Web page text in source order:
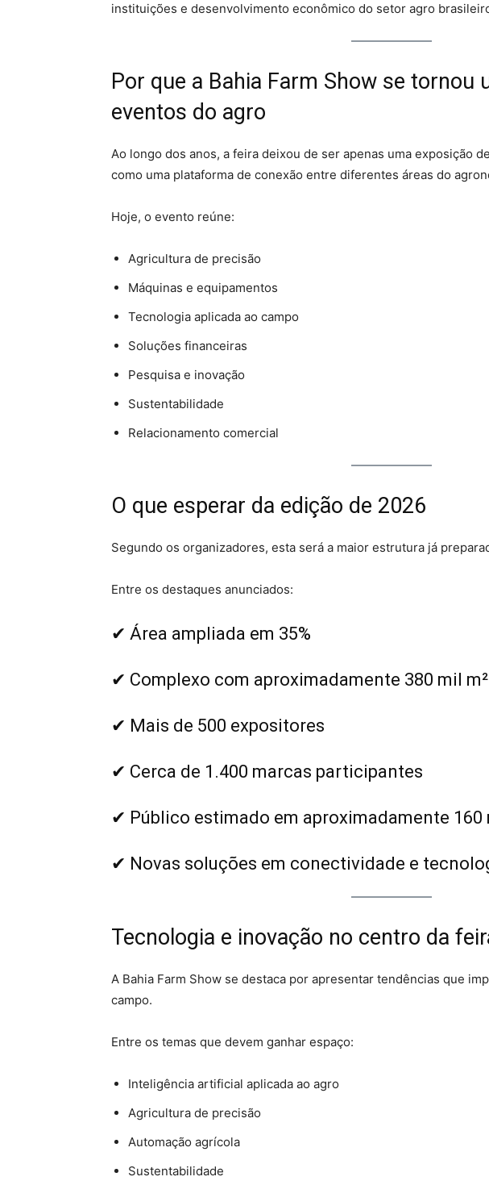
instituições e desenvolvimento econômico do setor agro
Por que a Bahia Farm Show se tornou
eventos do agro
Ao longo dos anos, a feira deixou de ser apenas uma exposição
como uma plataforma de conexão entre diferentes áreas do
Hoje, o evento reúne:
Agricultura de precisão
Máquinas e equipamentos
Tecnologia aplicada ao campo
Soluções financeiras
Pesquisa e inovação
Sustentabilidade
Relacionamento comercial
O que esperar da edição de 2026
Segundo os organizadores, esta será a maior estrutura já
Entre os destaques anunciados:
✔ Área ampliada em 35%
✔ Complexo com aproximadamente 380 mil m²
✔ Mais de 500 expositores
✔ Cerca de 1.400 marcas participantes
✔ Público estimado em aproximadamente
✔ Novas soluções em conectividade e
Tecnologia e inovação no centro da
A Bahia Farm Show se destaca por apresentar tendências que
campo.
Entre os temas que devem ganhar espaço:
Inteligência artificial aplicada ao agro
Agricultura de precisão
Automação agrícola
Sustentabilidade